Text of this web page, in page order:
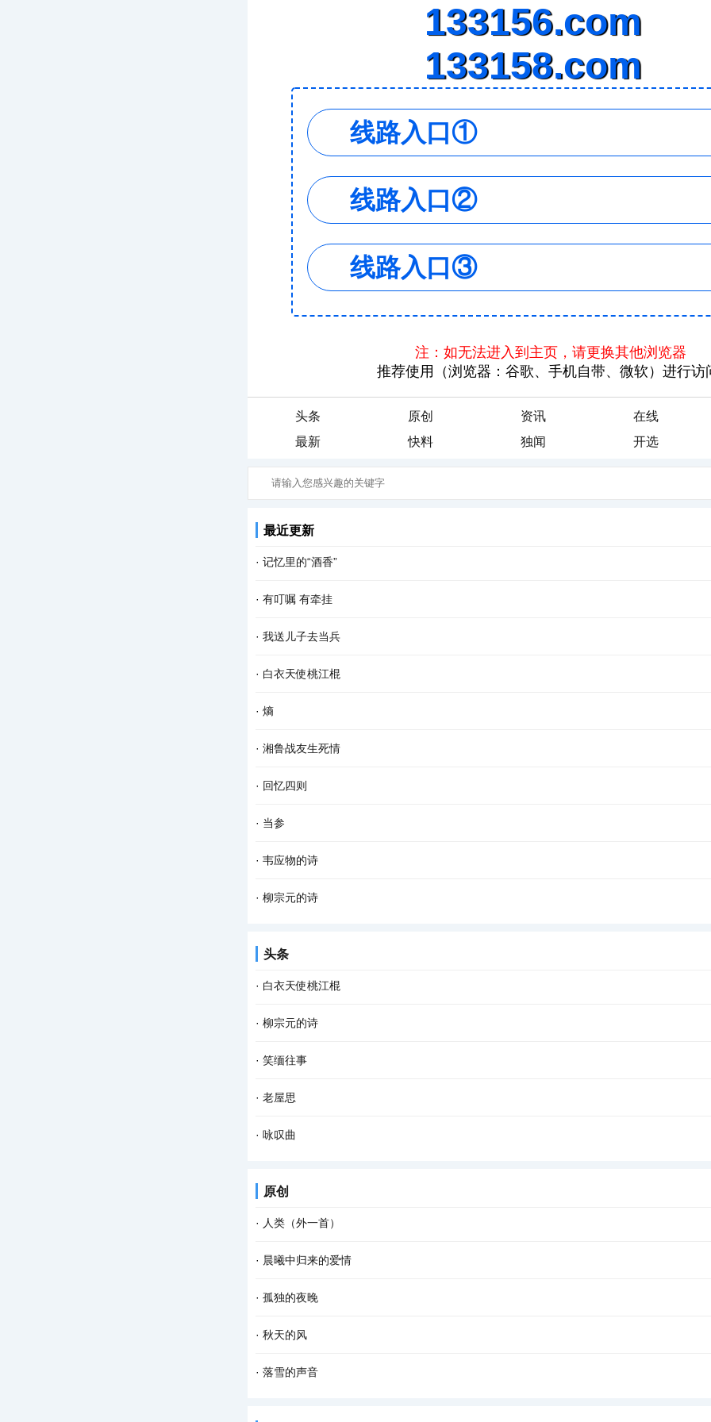
头条 原创 资讯 在线
最新
快料 独闻 开选
最近更新
· 记忆里的“酒香”
课堂上，我正在给孩子们辅导关于童年趣事的作文，话匣子刚刚打开，便引来教室里一片的
们七嘴八舌地分享着发生在自己身上的一件件顽皮事，说得是那样神采飞...
· 有叮嘱 有牵挂
走在 人生 的路上，“有过执著，才能放下执著；有过牵挂，才能了无牵挂”。好个“了无牵挂”
种精神升华。牵挂无需过多语言表达，装在心里就行，因为心在...
· 我送儿子去当兵
青春时光的我，对军营充满向往。但因种种原因，我没能走进军营，成为一名女兵。 时光如
了。有一天，他对我说，他想当兵。这话让年已不惑的我感慨万千。我想，...
· 白衣天使桃江棍
一个春意盎然的日子，刚落成的人民医院外科大楼分来一名年轻漂亮的女护士。人事科的同志
铜鼓县一个普通的农民家庭，姓桃，今年21岁，是通过网上报名考入本...
· 熵
从前我很喜欢星光，星光下点点滴滴充满着希望，我从小立志要成为天文学家。可惜我一直成
还可以大大声声地宣称我要做天文学家，但到了中学时代因为怕说出来...
· 湘鲁战友生死情
我叫周红旗，是湖南省桃源县漳江街道（深水港）卫生院一名退休的普通医生，也是一名退役
雨已在我的脸上添上了深深的皱纹，平凡的工作日复一日已使我两鬓斑...
· 回忆四则
回忆四则之一 ——做溪水 “做溪水”，就是发洪水，福州人叫“做溪水”，这是天灾，是无法避免
下游的冲积、洪积平原上，由于地形、地貌关系，几乎每年都发生...
· 当参
民国时候，滨海小镇有一家当铺。开当铺一定很有钱，那当然了，没钱怎么能开当铺呀。小时
当铺，在老人眼里，当铺最有钱了。有人说为富不仁，这家当铺绝对不...
· 韦应物的诗
1、《西塞山》 势从千里奔，直入江中断。 岚横秋塞雄，地束惊流满。 2、《答李浣三首》
· 柳宗元的诗
头条
· 白衣天使桃江棍
一个春意盎然的日子，刚落成的人民医院外科大楼分来一名年轻漂亮的女护士。人事科的同志
铜鼓县一个普通的农民家庭，姓桃，今年21岁，是通过网上报名考入本...
· 柳宗元的诗
1、《巽公院五咏·禅堂》 唐·柳宗元 发地结菁茅，团团抱虚白。 山花落幽户，中有忘机客。
待析。 万籁俱缘生，�然喧中寂。 心境本洞如，鸟飞无遗迹。 2、《巽...
· 笑缅往事
我敬岁月一杯酒， 岁月还我一厢愁。 万种缱绻无处诉， 几缕青丝梢白头。 谁临床前看云走
再无往事可回首， 且愿余生不悲愁。...
· 老屋思
鹑鸪咕声鸣，回旋空谷悠。 烛夜窝中争，垂髫观影闹。...
· 咏叹曲
原创
· 人类（外一首）
像稻谷一样， 大地长满了人类。 大多数都默然而生， 默然而息， 消失在时空的苍茫， 悄无
满的， 能被后人收获， 储存进精神的仓库里， 成为历史的种子。 生命...
· 晨曦中归来的爱情
晨风在招手 海鸥喃喃细语 迎来东方一缕曙光 阳光晒在海面上 晨曦多么美丽 淡淡的署光 浸洗
我面前导引 引向思念的港湾徐行 一阵海浪欢送 藏着一个海螺的梦 朝...
· 孤独的夜晚
这个夜晚我又孤独了 从没想过 会离幸福这么遥远 当我疲惫不堪时 站在皎洁的月亮下 被风呛
我仿佛看见了 依稀中你久违的笑容 这个夜晚好像有了 记忆里的流浪...
· 秋天的风
秋天的风 相对于夏天的风 多了一丝凉意 相对于冬天的风 又多了些许温存 而相对于春天的风
· 落雪的声音